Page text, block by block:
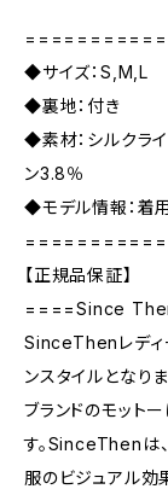
◆サイズ：S,M,L
◆裏地：付き
◆素材：シルク
ン3.8％
◆モデル情報：着
【正規品保証】
====Since
SinceThenレディ
ンスタイルとなりま
ブランドのモット
す。SinceThenは
服のビジュアル